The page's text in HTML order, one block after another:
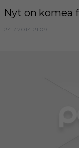
Nyt on komea
24.7.2014 21:09